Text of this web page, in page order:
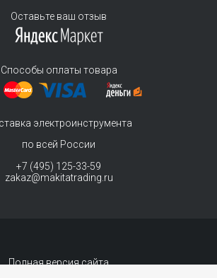
Оставьте ваш отзыв
Способы оплаты товара
электроинструмента
по всей России
+7 (495) 125-33-59
zakaz@makitatrading.ru
Полная версия сайта